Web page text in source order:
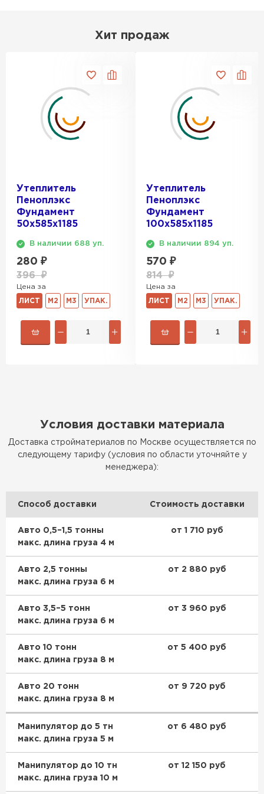
Хит продаж
Утеплитель
Пеноплэкс
Фундамент
50х585х1185
В наличии 688 уп.
280 ₽
396₽
Цена за
ЛИСТ М2 М3 УПАК.
Утеплитель
Пеноплэкс
Фундамент
100х585х1185
В наличии 894 уп.
570 ₽
814₽
Цена за
ЛИСТ М2 М3 УПАК.
Условия доставки материала
Доставка стройматериалов по Москве осуществляется по
следующему тарифу (условия по области уточняйте у
менеджера):
Способ доставки Стоимость доставки
Авто 0,5–1,5 тонны
макс. длина груза 4 м
от 1 710 руб
Авто 2,5 тонны
макс. длина груза 6 м
от 2 880 руб
Авто 3,5–5 тонн
макс. длина груза 6 м
от 3 960 руб
Авто 10 тонн
макс. длина груза 8 м
от 5 400 руб
Авто 20 тонн
макс. длина груза 8 м
от 9 720 руб
Манипулятор до 5 тн
макс. длина груза 5 м
от 6 480 руб
Манипулятор до 10 тн
макс. длина груза 10 м
от 12 150 руб
Утеплитель Изовол
Утеплитель Basfiber
Утеплитель Термит
ПЕРЕЙТИ
Рулонная кровля Брит
ПЕРЕЙТИ
Утеплитель Knauf
ПЕРЕЙТИ
Утеплитель Isoroc
ПЕРЕЙТИ
Утеплитель Penoplex
ПЕРЕЙТИ
Утеплитель Ruspanel
Утеплитель Basfiber
Утеплитель Тимплэкс